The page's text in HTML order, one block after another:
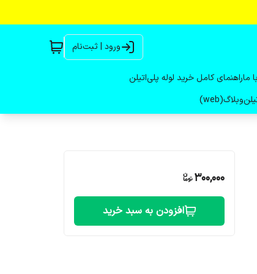
ورود | ثبت‌نام
ماراهنمای کامل خرید لوله پلی‌اتیلن
وبلاگ(web)
300,000
افزودن به سبد خرید